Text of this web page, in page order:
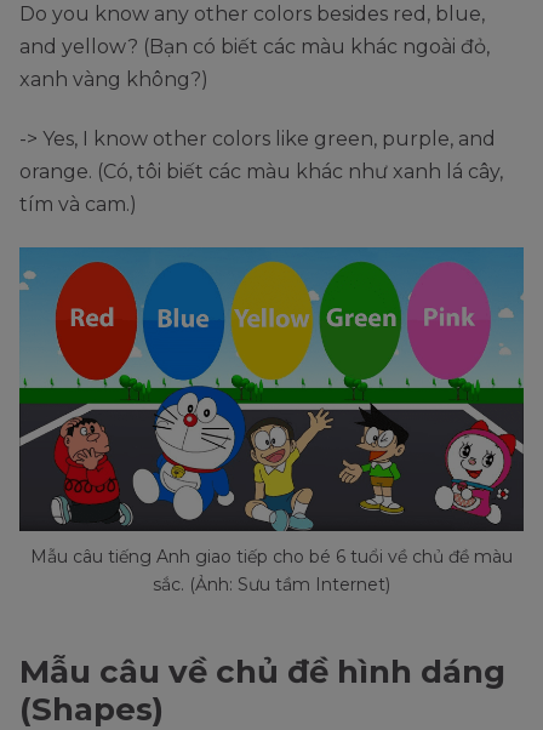
Do you know any other colors besides red, blue,
and yellow? (Bạn có biết các màu khác ngoài đỏ,
xanh vàng không?)
-> Yes, I know other colors like green, purple, and
orange. (Có, tôi biết các màu khác như xanh lá cây,
tím và cam.)
Mẫu câu tiếng Anh giao tiếp cho bé 6 tuổi về chủ đề màu
sắc. (Ảnh: Sưu tầm Internet)
Mẫu câu về chủ đề hình dáng
(Shapes)